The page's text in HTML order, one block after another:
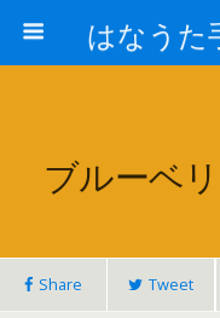
ブルーベ
Share Tweet